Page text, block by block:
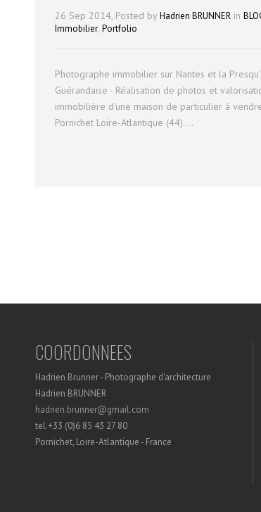
26 Sep 2014, Posted by Hadrien BRUNNER in
Immobilier, Portfolio
Photographe immobilier sur Nantes et la
Guérandaise - Réalisation de photos et
immobilière d'une maison de particulier à
Pornichet Loire-Atlantique (44)....
COORDONNEES
Hadrien Brunner - Photographe d'architecture
Hadrien BRUNNER
hadrien.brunner@gmail.com
tel.+33 (0)6 85 43 27 80
Pornichet, Loire-Atlantique - France